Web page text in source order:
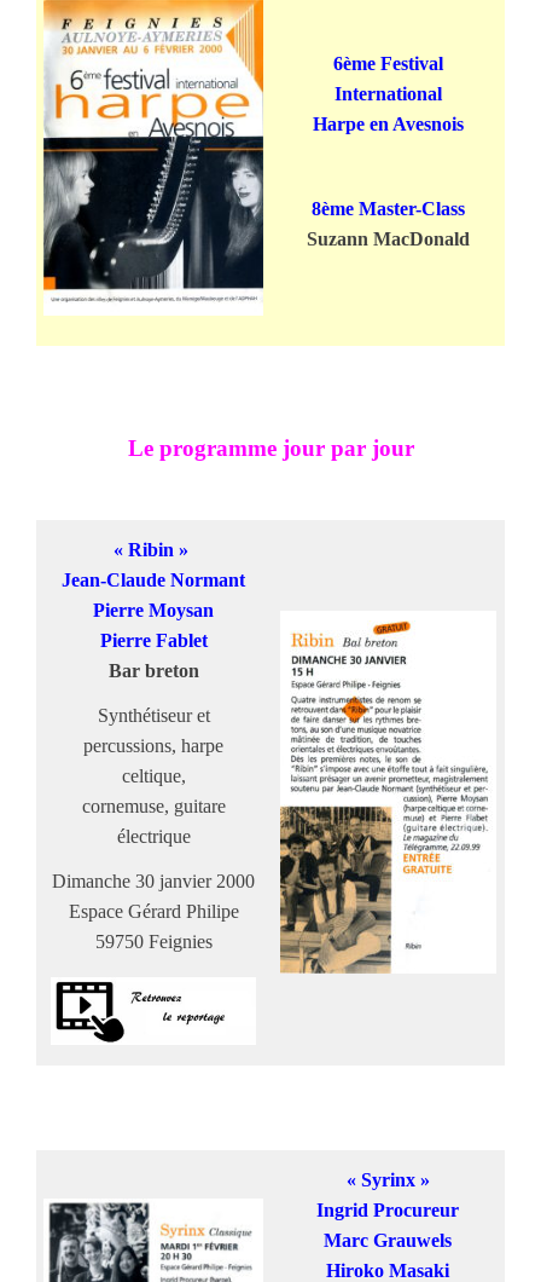
6ème Festival
International
Harpe en Avesnois
8ème Master-Class
Suzann MacDonald
Le programme jour par jour
« Ribin »
Jean-Claude Normant
Pierre Moysan
Pierre Fablet
Bar breton
Synthétiseur et
percussions, harpe
celtique,
cornemuse, guitare
électrique
Dimanche 30 janvier 2000
Espace Gérard Philipe
59750 Feignies
« Syrinx »
Ingrid Procureur
Marc Grauwels
Hiroko Masaki